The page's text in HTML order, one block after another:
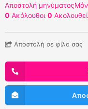
Αποστολή μηνύματος
0 Ακόλουθοι 0
Αποστολή σε φίλο σας